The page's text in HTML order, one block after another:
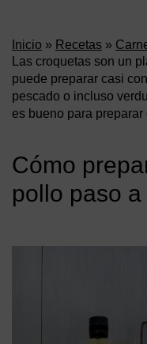
Inicio » Recetas »
Las croquetas son un
puede preparar casi
pescado o incluso
es bueno para
Cómo
pollo paso a